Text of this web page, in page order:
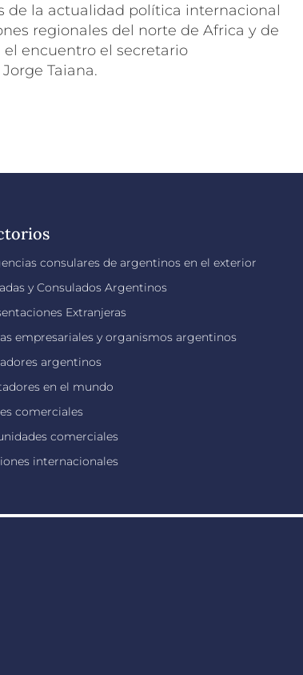
de la actualidad política internacional
regionales del norte de Africa y de
encuentro el secretario
Taiana.
consulares de argentinos en el exterior
y Consulados Argentinos
Extranjeras
empresariales y organismos argentinos
argentinos
en el mundo
comerciales
comerciales
internacionales